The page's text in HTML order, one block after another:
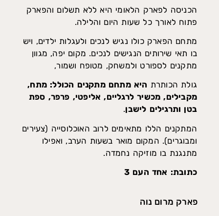
הכניסה לפארק הלאומי היא ללא תשלום והפארק
פתוח לאורך כל שעות היום והלילה.
מתחם הפארק כולו נגיש לנכים ולעגלות ילדים, ויש
בו תאי שירותים הנגישים לנכים. מקום יפה, מגוון
מתקנים לספורט ולמשחק, מטופח ושמור,
גולת הכותרת היא מתחם מתקנים הכולל: מתח,
מקבילים, מכשיר לרגליים, אליפטי, פרפר, ספת
בטן ותרגילים לישבן.
המתקנים הללו מתאימים לרוב האוכלוסייה (צעירים
ומבוגרים). המקום מואר בשעות הערב, ואפילו
מתנגנת בו מוזיקה נחמדה.
כתובת: אחד העם 3
פארק מרום נוה